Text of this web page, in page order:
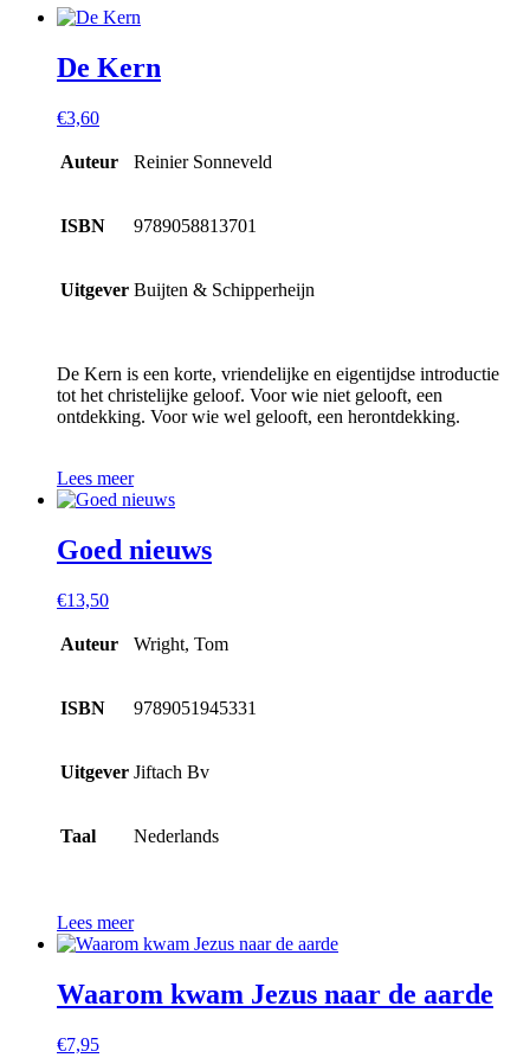
De Kern
€3,60
Auteur Reinier Sonneveld
ISBN 9789058813701
Uitgever Buijten & Schipperheijn
De Kern is een korte, vriendelijke en eigentijdse introductie
tot het christelijke geloof. Voor wie niet gelooft, een
ontdekking. Voor wie wel gelooft, een herontdekking.
Lees meer
Goed nieuws
€13,50
Auteur Wright, Tom
ISBN 9789051945331
Uitgever Jiftach Bv
Taal Nederlands
Lees meer
Waarom kwam Jezus naar de aarde
€7,95